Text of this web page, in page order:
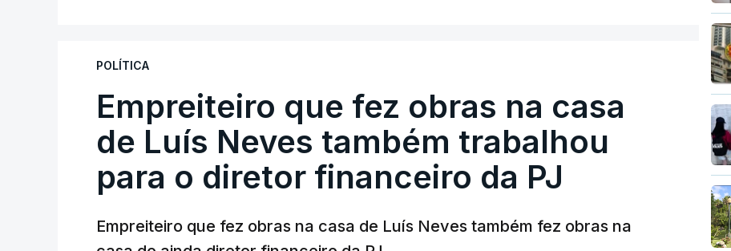
POLÍTICA
Empreiteiro que fez obras na casa
de Luís Neves também trabalhou
para o diretor financeiro da PJ
Empreiteiro que fez obras na casa de Luís Neves também fez obras na